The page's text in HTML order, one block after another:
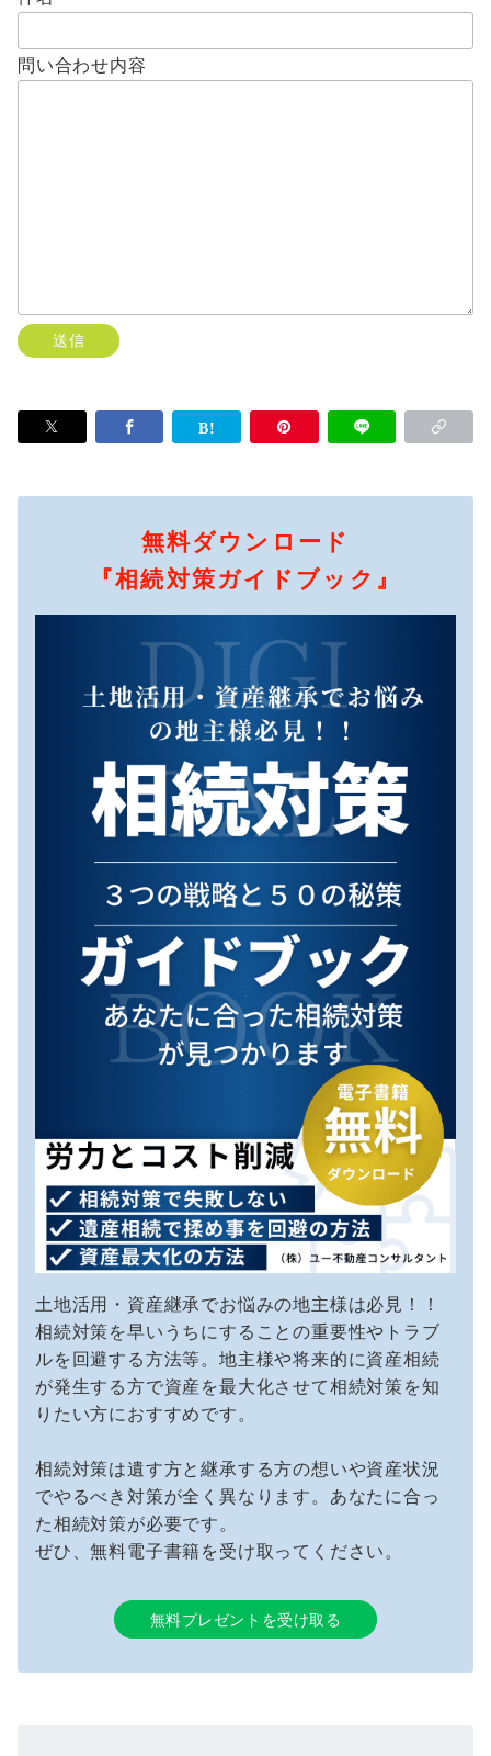
問い合わせ内容
無料ダウンロード
『相続対策ガイドブック』
土地活用・資産継承でお悩みの地主様は必見！！
相続対策を早いうちにすることの重要性やトラブ
ルを回避する方法等。地主様や将来的に資産相続
が発生する方で資産を最大化させて相続対策を知
りたい方におすすめです。
相続対策は遺す方と継承する方の想いや資産状況
でやるべき対策が全く異なります。あなたに合っ
た相続対策が必要です。
ぜひ、無料電子書籍を受け取ってください。
無料プレゼントを受け取る